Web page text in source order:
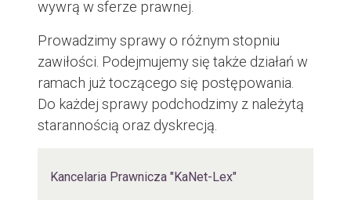
wywrą w sferze prawnej.
Prowadzimy sprawy o różnym stopniu
zawiłości. Podejmujemy się także działań w
ramach już toczącego się postępowania.
Do każdej sprawy podchodzimy z należytą
starannością oraz dyskrecją.
Kancelaria Prawnicza "KaNet-Lex"